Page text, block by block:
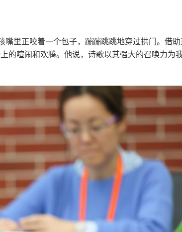
里正咬着一个包子，蹦蹦跳跳地穿过拱门。借助
的喧闹和欢腾。他说，诗歌以其强大的召唤力为